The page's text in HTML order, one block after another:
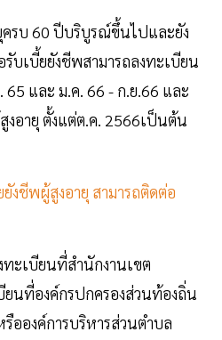
รบ 60 ปีบริบูรณ์ขึ้นไปและยัง
บเบี้ยยังชีพสามารถลงทะเบียน
65 และ ม.ค. 66 - ก.ย.66 และ
งอายุ ตั้งแต่ต.ค. 2566เป็นต้น
งชีพผู้สูงอายุ สามารถติดต่อ
ะเบียนที่สํานักงานเขต
ยนที่องค์กรปกครองส่วนท้องถิ่น
อองค์การบริหารส่วนตำบล